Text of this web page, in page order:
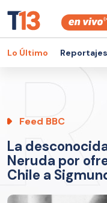
Lo Último
Feed BBC
La
Neruda por
Chile a